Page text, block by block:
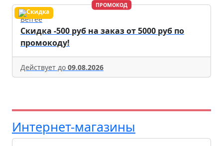
ПРОМОКОД
Befree
Скидка -500 руб на заказ от 5000 руб по
промокоду!
Действует до 09.08.2026
Интернет-магазины